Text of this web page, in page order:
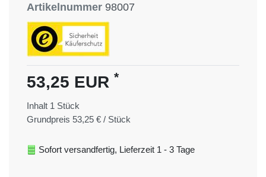
Artikelnummer 98007
53,25 EUR *
Inhalt 1 Stück
Grundpreis 53,25 € / Stück
Sofort versandfertig, Lieferzeit 1 - 3 Tage